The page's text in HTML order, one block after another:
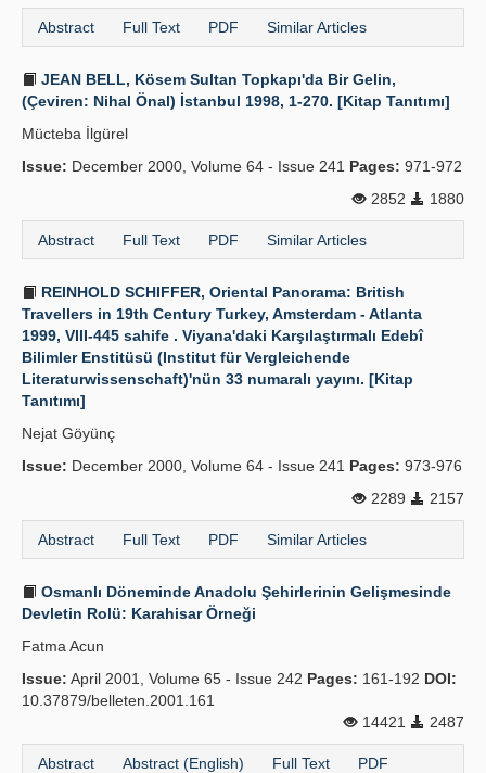
Abstract Full Text PDF Similar Articles
JEAN BELL, Kösem Sultan Topkapı'da Bir Gelin,
(Çeviren: Nihal Önal) İstanbul 1998, 1-270. [Kitap Tanıtımı]
Mücteba İlgürel
Issue: December 2000, Volume 64 - Issue 241 Pages: 971-972
2852
1880
Abstract Full Text PDF Similar Articles
REINHOLD SCHIFFER, Oriental Panorama: British
Travellers in 19th Century Turkey, Amsterdam - Atlanta
1999, VIII-445 sahife . Viyana'daki Karşılaştırmalı Edebî
Bilimler Enstitüsü (Institut für Vergleichende
Literaturwissenschaft)'nün 33 numaralı yayını. [Kitap
Tanıtımı]
Nejat Göyünç
Issue: December 2000, Volume 64 - Issue 241 Pages: 973-976
2289
2157
Abstract Full Text PDF Similar Articles
Osmanlı Döneminde Anadolu Şehirlerinin Gelişmesinde
Devletin Rolü: Karahisar Örneği
Fatma Acun
Issue: April 2001, Volume 65 - Issue 242 Pages: 161-192 DOI:
10.37879/belleten.2001.161
14421
2487
Abstract Abstract (English) Full Text PDF